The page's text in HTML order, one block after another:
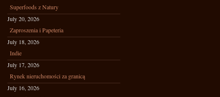
Superfoods z Natury
July 20, 2026
Zaproszenia i Papeteria
July 18, 2026
Indie
July 17, 2026
Rynek nieruchomości za granicą
July 16, 2026